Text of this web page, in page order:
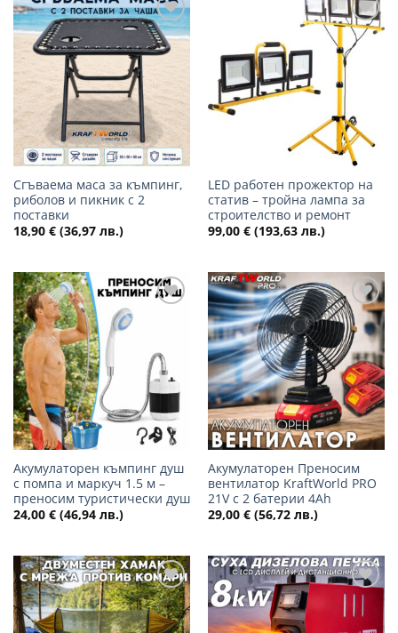
Добави
в
желани
Сгъваема маса за къмпинг,
риболов и пикник с 2
поставки
18,90 € (36,97 лв.)
Добави
в
желани
LED работен прожектор на
статив – тройна лампа за
строителство и ремонт
99,00 € (193,63 лв.)
Акумулаторен къмпинг душ
с помпа и маркуч 1.5 м –
преносим туристически душ
24,00 € (46,94 лв.)
Добави
в
желани
Акумулаторен Преносим
вентилатор KraftWorld PRO
21V с 2 батерии 4Ah
29,00 € (56,72 лв.)
Добави
в
желани
Добави
в